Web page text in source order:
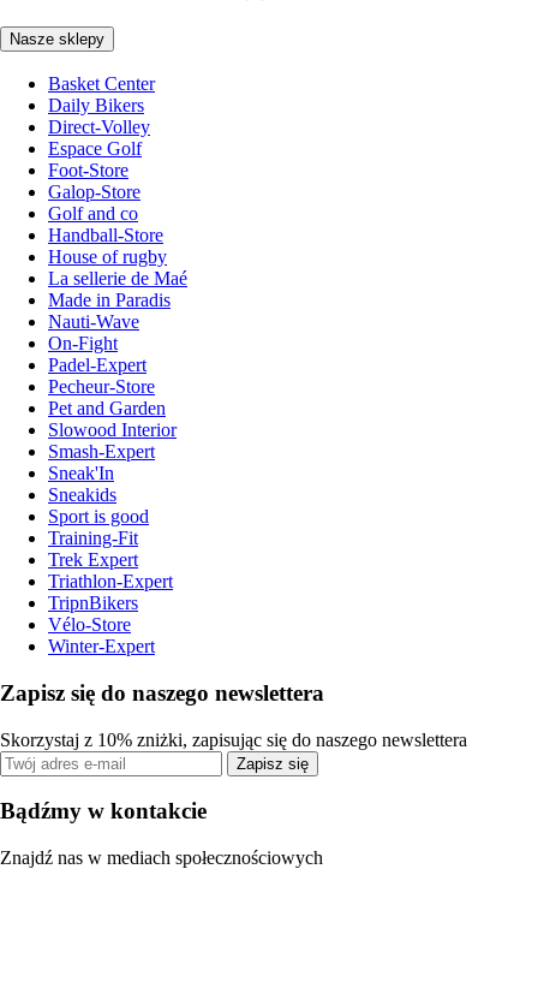
Nasze sklepy
Basket Center
Daily Bikers
Direct-Volley
Espace Golf
Foot-Store
Galop-Store
Golf and co
Handball-Store
House of rugby
La sellerie de Maé
Made in Paradis
Nauti-Wave
On-Fight
Padel-Expert
Pecheur-Store
Pet and Garden
Slowood Interior
Smash-Expert
Sneak'In
Sneakids
Sport is good
Training-Fit
Trek Expert
Triathlon-Expert
TripnBikers
Vélo-Store
Winter-Expert
Zapisz się do naszego newslettera
Skorzystaj z 10% zniżki, zapisując się do naszego newslettera
Zapisz się
Bądźmy w kontakcie
Znajdź nas w mediach społecznościowych